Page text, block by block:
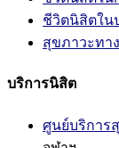
ชีวิตนิสิตใน
สุขภาวะทา
บริการนิสิต
ศูนย์บริการ